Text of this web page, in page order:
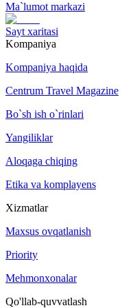
Ma`lumot markazi
Sayt xaritasi
Kompaniya
Kompaniya haqida
Centrum Travel Magazine
Bo`sh ish o`rinlari
Yangiliklar
Aloqaga chiqing
Etika va komplayens
Xizmatlar
Maxsus ovqatlanish
Priority
Mehmonxonalar
Qo'llab-quvvatlash